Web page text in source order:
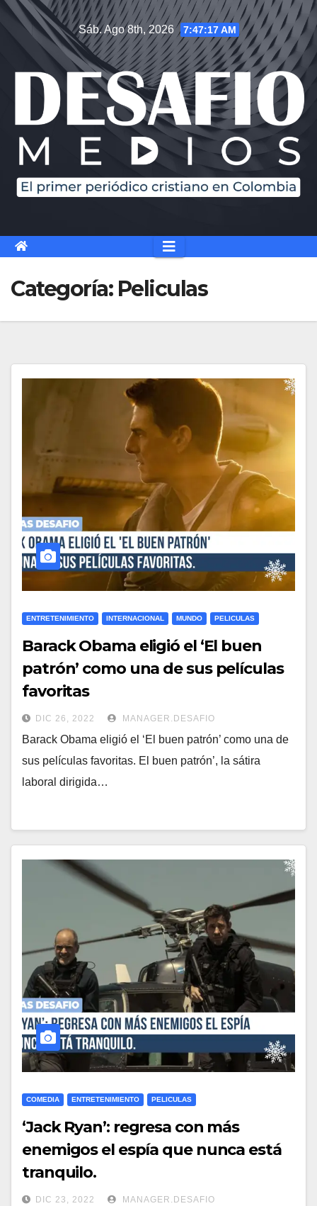
Saltar
contenido
Sáb. Ago 8th, 2026 7:47:18 AM
Categoría: Peliculas
ENTRETENIMIENTO INTERNACIONAL MUNDO PELICULAS
Barack Obama eligió el ‘El buen
patrón’ como una de sus películas
favoritas
DIC 26, 2022 MANAGER.DESAFIO
Barack Obama eligió el ‘El buen patrón’ como una de
sus películas favoritas. El buen patrón’, la sátira
laboral dirigida…
COMEDIA ENTRETENIMIENTO PELICULAS
‘Jack Ryan’: regresa con más
enemigos el espía que nunca está
tranquilo.
DIC 23, 2022 MANAGER.DESAFIO